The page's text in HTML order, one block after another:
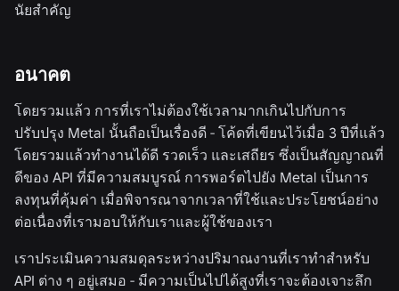
นัยสำคัญ
อนาคต
โดยรวมแล้ว การที่เราไม่ต้องใช้เวลามากเกินไปกับการ
ปรับปรุง Metal นั้นถือเป็นเรื่องดี - โค้ดที่เขียนไว้เมื่อ 3 ปีที่แล้ว
โดยรวมแล้วทำงานได้ดี รวดเร็ว และเสถียร ซึ่งเป็นสัญญาณที่
ดีของ API ที่มีความสมบูรณ์ การพอร์ตไปยัง Metal เป็นการ
ลงทุนที่คุ้มค่า เมื่อพิจารณาจากเวลาที่ใช้และประโยชน์อย่าง
ต่อเนื่องที่เรามอบให้กับเราและผู้ใช้ของเรา
เราประเมินความสมดุลระหว่างปริมาณงานที่เราทำสำหรับ
API ต่าง ๆ อยู่เสมอ - มีความเป็นไปได้สูงที่เราจะต้องเจาะลึก